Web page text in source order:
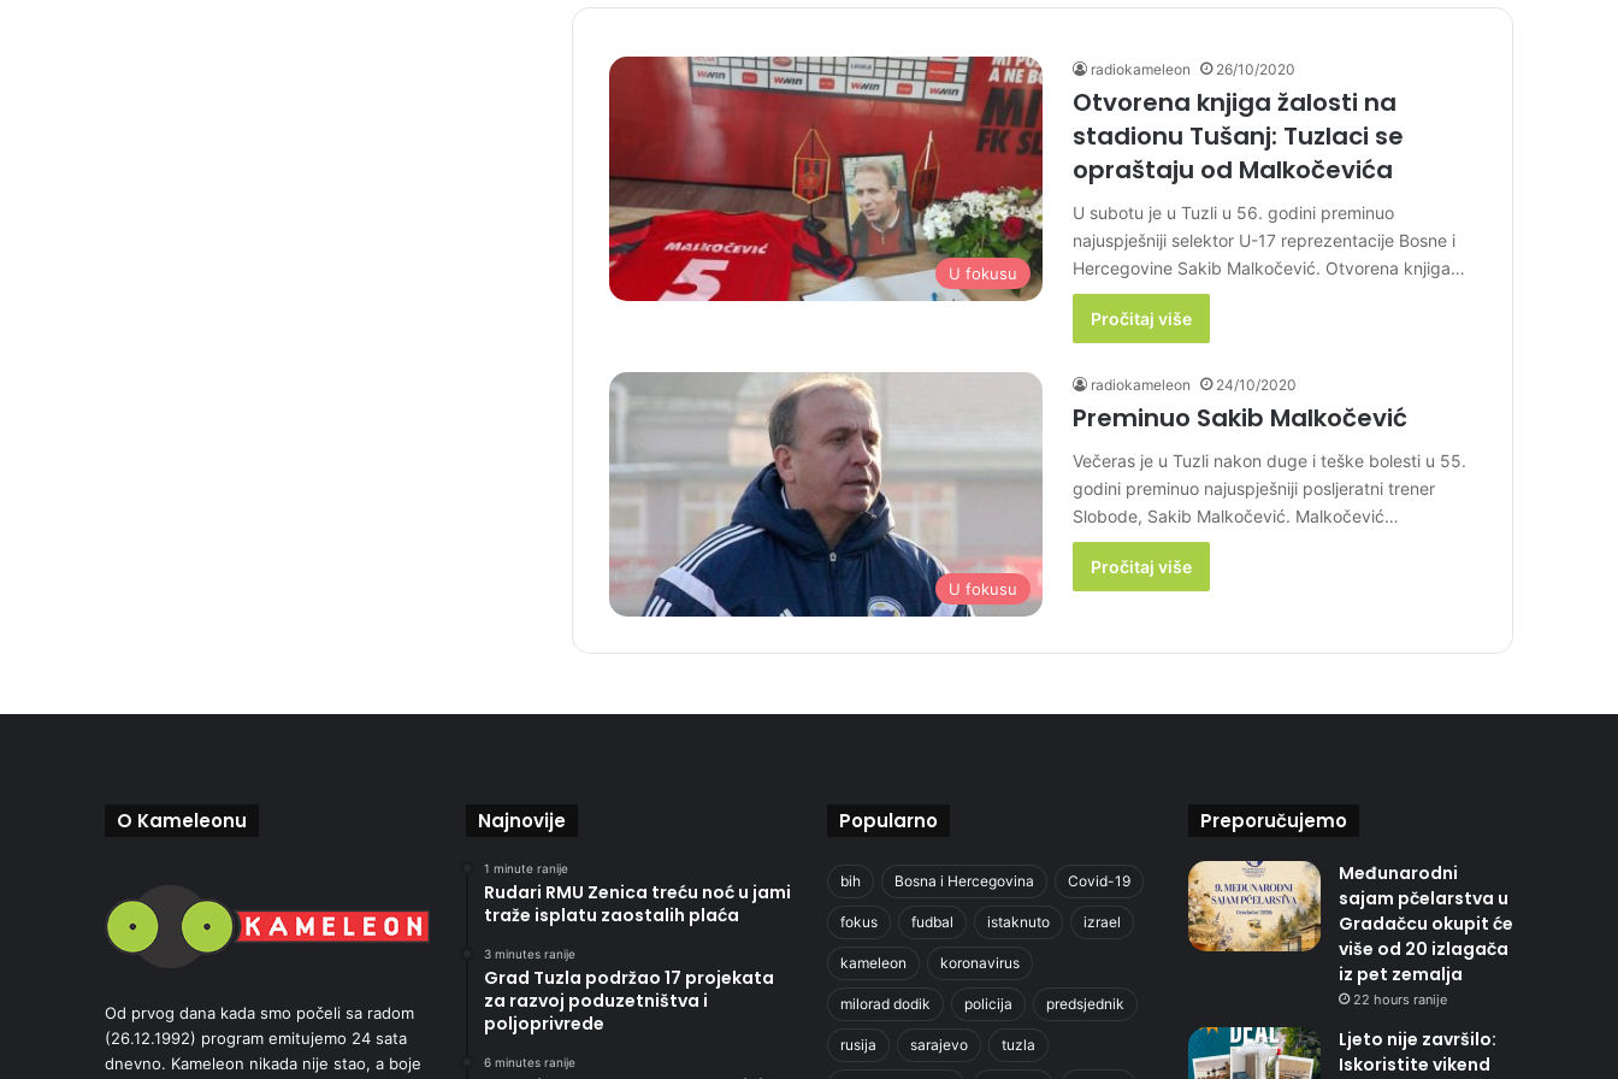
U fokusu
radiokameleon 26/10/2020
Otvorena knjiga žalosti na
stadionu Tušanj: Tuzlaci se
opraštaju od Malkočevića
U subotu je u Tuzli u 56. godini preminuo
najuspješniji selektor U-17 reprezentacije Bosne i
Hercegovine Sakib Malkočević. Otvorena knjiga…
Pročitaj više
U fokusu
radiokameleon 24/10/2020
Preminuo Sakib Malkočević
Večeras je u Tuzli nakon duge i teške bolesti u 55.
godini preminuo najuspješniji posljeratni trener
Slobode, Sakib Malkočević. Malkočević…
Pročitaj više
O Kameleonu
Od prvog dana kada smo počeli sa radom
(26.12.1992) program emitujemo 24 sata
dnevno. Kameleon nikada nije stao, a boje
Najnovije
1 minute ranije
Rudari RMU Zenica treću noć u jami
traže isplatu zaostalih plaća
3 minutes ranije
Grad Tuzla podržao 17 projekata
za razvoj poduzetništva i
poljoprivrede
6 minutes ranije
Popularno
bih Bosna i Hercegovina Covid-19
fokus fudbal istaknuto izrael
kameleon koronavirus
milorad dodik policija predsjednik
rusija sarajevo tuzla
Preporučujemo
Međunarodni
sajam pčelarstva u
Gradačcu okupit će
više od 20 izlagača
iz pet zemalja
22 hours ranije
Ljeto nije završilo:
Iskoristite vikend